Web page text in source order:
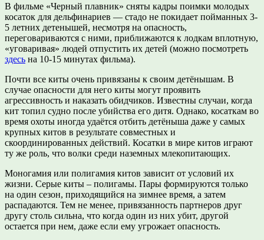
В фильме «Черный плавник» сняты кадры поимки молодых
косаток для дельфинариев — стадо не покидает пойманных 3-
5 летних детенышей, несмотря на опасность,
переговариваются с ними, приближаются к лодкам вплотную,
«уговаривая» людей отпустить их детей (можно посмотреть
здесь на 10-15 минутах фильма).
Почти все киты очень привязаны к своим детёнышам. В
случае опасности для него киты могут проявить
агрессивность и наказать обидчиков. Известны случаи, когда
кит топил судно после убийства его дитя. Однако, косаткам во
время охоты иногда удаётся отбить детёныша даже у самых
крупных китов в результате совместных и
скоординированных действий. Косатки в мире китов играют
ту же роль, что волки среди наземных млекопитающих.
Моногамия или полигамия китов зависит от условий их
жизни. Серые киты – полигамы. Пары формируются только
на один сезон, приходящийся на зимнее время, а затем
распадаются. Тем не менее, привязанность партнеров друг
другу столь сильна, что когда один из них убит, другой
остается при нем, даже если ему угрожает опасность.